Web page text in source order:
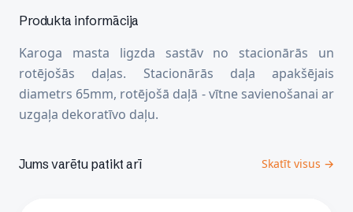
Produkta informācija
Karoga masta ligzda sastāv no stacionārās un
rotējošās daļas. Stacionārās daļa apakšējais
diametrs 65mm, rotējošā daļā - vītne savienošanai ar
uzgaļa dekoratīvo daļu.
Jums varētu patikt arī Skatīt visus →